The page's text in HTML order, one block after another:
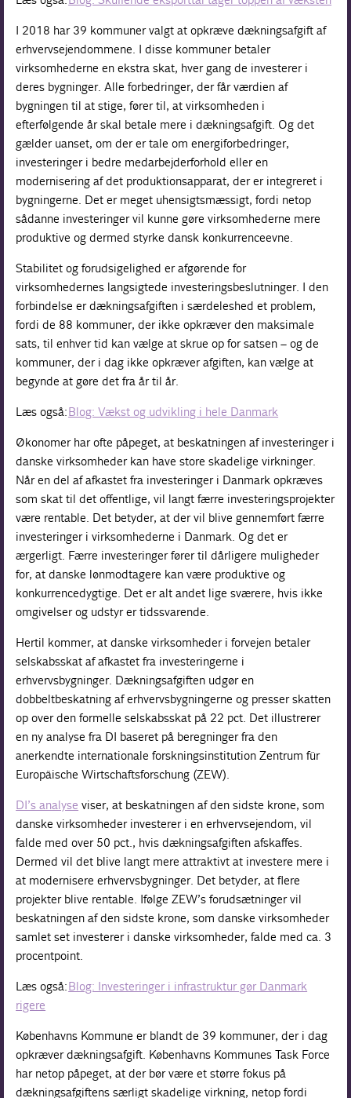
I 2018 har 39 kommuner valgt at opkræve dækningsafgift af
erhvervsejendommene. I disse kommuner betaler
virksomhederne en ekstra skat, hver gang de investerer i
deres bygninger. Alle forbedringer, der får værdien af
bygningen til at stige, fører til, at virksomheden i
efterfølgende år skal betale mere i dækningsafgift. Og det
gælder uanset, om der er tale om energiforbedringer,
investeringer i bedre medarbejderforhold eller en
modernisering af det produktionsapparat, der er integreret i
bygningerne. Det er meget uhensigtsmæssigt, fordi netop
sådanne investeringer vil kunne gøre virksomhederne mere
produktive og dermed styrke dansk konkurrenceevne.
Stabilitet og forudsigelighed er afgørende for
virksomhedernes langsigtede investeringsbeslutninger. I den
forbindelse er dækningsafgiften i særdeleshed et problem,
fordi de 88 kommuner, der ikke opkræver den maksimale
sats, til enhver tid kan vælge at skrue op for satsen – og de
kommuner, der i dag ikke opkræver afgiften, kan vælge at
begynde at gøre det fra år til år.
Læs også:Blog: Vækst og udvikling i hele Danmark
Økonomer har ofte påpeget, at beskatningen af investeringer i
danske virksomheder kan have store skadelige virkninger.
Når en del af afkastet fra investeringer i Danmark opkræves
som skat til det offentlige, vil langt færre investeringsprojekter
være rentable. Det betyder, at der vil blive gennemført færre
investeringer i virksomhederne i Danmark. Og det er
ærgerligt. Færre investeringer fører til dårligere muligheder
for, at danske lønmodtagere kan være produktive og
konkurrencedygtige. Det er alt andet lige sværere, hvis ikke
omgivelser og udstyr er tidssvarende.
Hertil kommer, at danske virksomheder i forvejen betaler
selskabsskat af afkastet fra investeringerne i
erhvervsbygninger. Dækningsafgiften udgør en
dobbeltbeskatning af erhvervsbygningerne og presser skatten
op over den formelle selskabsskat på 22 pct. Det illustrerer
en ny analyse fra DI baseret på beregninger fra den
anerkendte internationale forskningsinstitution Zentrum für
Europäische Wirtschaftsforschung (ZEW).
DI’s analyse viser, at beskatningen af den sidste krone, som
danske virksomheder investerer i en erhvervsejendom, vil
falde med over 50 pct., hvis dækningsafgiften afskaffes.
Dermed vil det blive langt mere attraktivt at investere mere i
at modernisere erhvervsbygninger. Det betyder, at flere
projekter blive rentable. Ifølge ZEW’s forudsætninger vil
beskatningen af den sidste krone, som danske virksomheder
samlet set investerer i danske virksomheder, falde med ca. 3
procentpoint.
Læs også:Blog: Investeringer i infrastruktur gør Danmark
rigere
Københavns Kommune er blandt de 39 kommuner, der i dag
opkræver dækningsafgift. Københavns Kommunes Task Force
har netop påpeget, at der bør være et større fokus på
dækningsafgiftens særligt skadelige virkning, netop fordi